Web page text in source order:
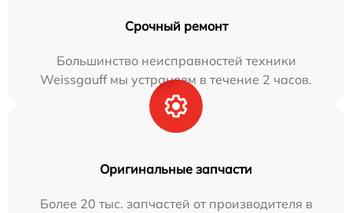
Срочный ремонт
Большинство неисправностей техники
Weissgauff мы устраняем в течение 2 часов.
Оригинальные запчасти
Более 20 тыс. запчастей от производителя в